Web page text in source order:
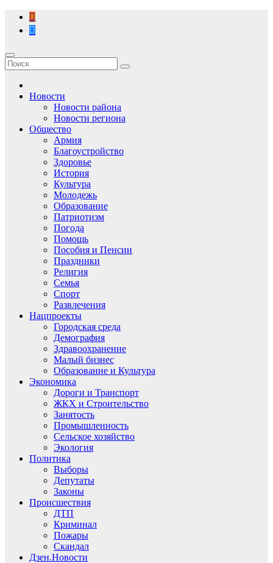
Перейти
содержимому
Новости
Новости района
Новости региона
Общество
Армия
Благоустройство
Здоровье
История
Культура
Молодежь
Образование
Патриотизм
Погода
Помощь
Пособия и Пенсии
Праздники
Религия
Семья
Спорт
Развлечения
Нацпроекты
Городская среда
Демография
Здравоохранение
Малый бизнес
Образование и Культура
Экономика
Дороги и Транспорт
ЖКХ и Строительство
Занятость
Промышленность
Сельское хозяйство
Экология
Политика
Выборы
Депутаты
Законы
Происшествия
ДТП
Криминал
Пожары
Скандал
Дзен.Новости